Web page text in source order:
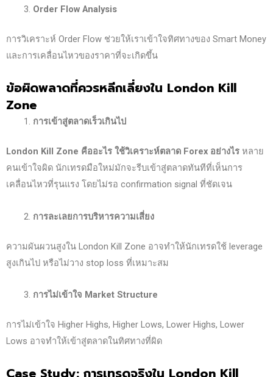
Order Flow Analysis
การวิเคราะห์ Order Flow ช่วยให้เราเข้าใจทิศทางของ Smart Money
และการเคลื่อนไหวของราคาที่จะเกิดขึ้น
ข้อผิดพลาดที่ควรหลีกเลี่ยงใน London Kill
Zone
การเข้าสู่ตลาดเร็วเกินไป
London Kill Zone คืออะไร ใช้วิเคราะห์ตลาด Forex อย่างไร หลาย
คนเข้าใจผิด นักเทรดมือใหม่มักจะรีบเข้าสู่ตลาดทันทีที่เห็นการ
เคลื่อนไหวที่รุนแรง โดยไม่รอ confirmation signal ที่ชัดเจน
การละเลยการบริหารความเสี่ยง
ความผันผวนสูงใน London Kill Zone อาจทำให้นักเทรดใช้ leverage
สูงเกินไป หรือไม่วาง stop loss ที่เหมาะสม
การไม่เข้าใจ Market Structure
การไม่เข้าใจ Higher Highs, Higher Lows, Lower Highs, Lower
Lows อาจทำให้เข้าสู่ตลาดในทิศทางที่ผิด